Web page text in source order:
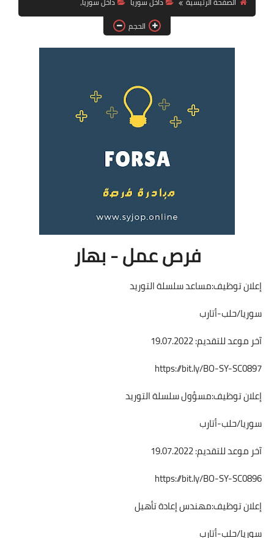
فرص عمل في العراق
فرص عمل في اليمن
دورات تدريبية
الحجم
فرص عمل - بهار
إعلان توظيف:مساعد سلسلة التوريد
سوريا/حلب-أتارب
آخر موعد للتقديم: 19.07.2022
https://bit.ly/BO-SY-SC0897
إعلان توظيف:مسؤول سلسلة التوريد
سوريا/حلب-أتارب
آخر موعد للتقديم: 19.07.2022
https://bit.ly/BO-SY-SC0896
إعلان توظيف:مهندس إعادة تأهيل
سوريا/حلب-أتارب